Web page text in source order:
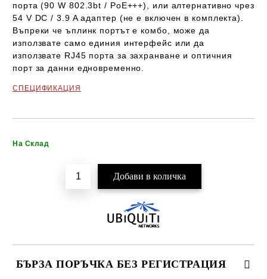
порта (90 W 802.3bt / PoE+++), или алтернативно чрез
54 V DC / 3.9 A адаптер (не е включен в комплекта).
Въпреки че ъплинк портът е комбо, може да
използвате само единия интерфейс или да
използвате RJ45 порта за захранване и оптичния
порт за данни едновременно
СПЕЦИФИКАЦИЯ
На Склад
БЪРЗА ПОРЪЧКА БЕЗ РЕГИСТРАЦИЯ